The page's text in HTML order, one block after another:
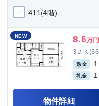
411(4階)
NEW 8.5万円
3ＤＫ
敷金 1
礼金 1
物件詳細